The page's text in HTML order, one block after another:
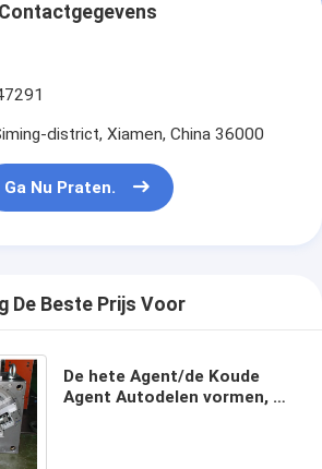
Contactgegevens
district, Xiamen, China 36000
Ga Nu Praten.
De Beste Prijs Voor
De hete Agent/de Koude
Agent Autodelen vormen, de